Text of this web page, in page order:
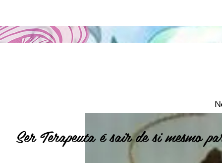
Ser Terapeuta é sair de si mesmo